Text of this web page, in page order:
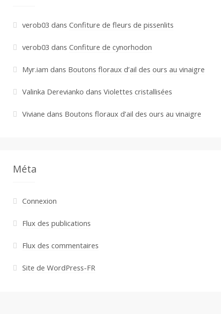
verob03 dans Confiture de fleurs de pissenlits
verob03 dans Confiture de cynorhodon
Myr.iam dans Boutons floraux d’ail des ours au vinaigre
Valinka Derevianko dans Violettes cristallisées
Viviane dans Boutons floraux d’ail des ours au vinaigre
Méta
Connexion
Flux des publications
Flux des commentaires
Site de WordPress-FR